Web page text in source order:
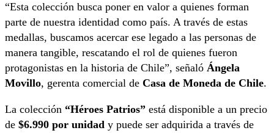
“Esta colección busca poner en valor a quienes forman
parte de nuestra identidad como país. A través de estas
medallas, buscamos acercar ese legado a las personas de
manera tangible, rescatando el rol de quienes fueron
protagonistas en la historia de Chile”, señaló Ángela
Movillo, gerenta comercial de Casa de Moneda de Chile.
La colección “Héroes Patrios” está disponible a un precio
de $6.990 por unidad y puede ser adquirida a través de